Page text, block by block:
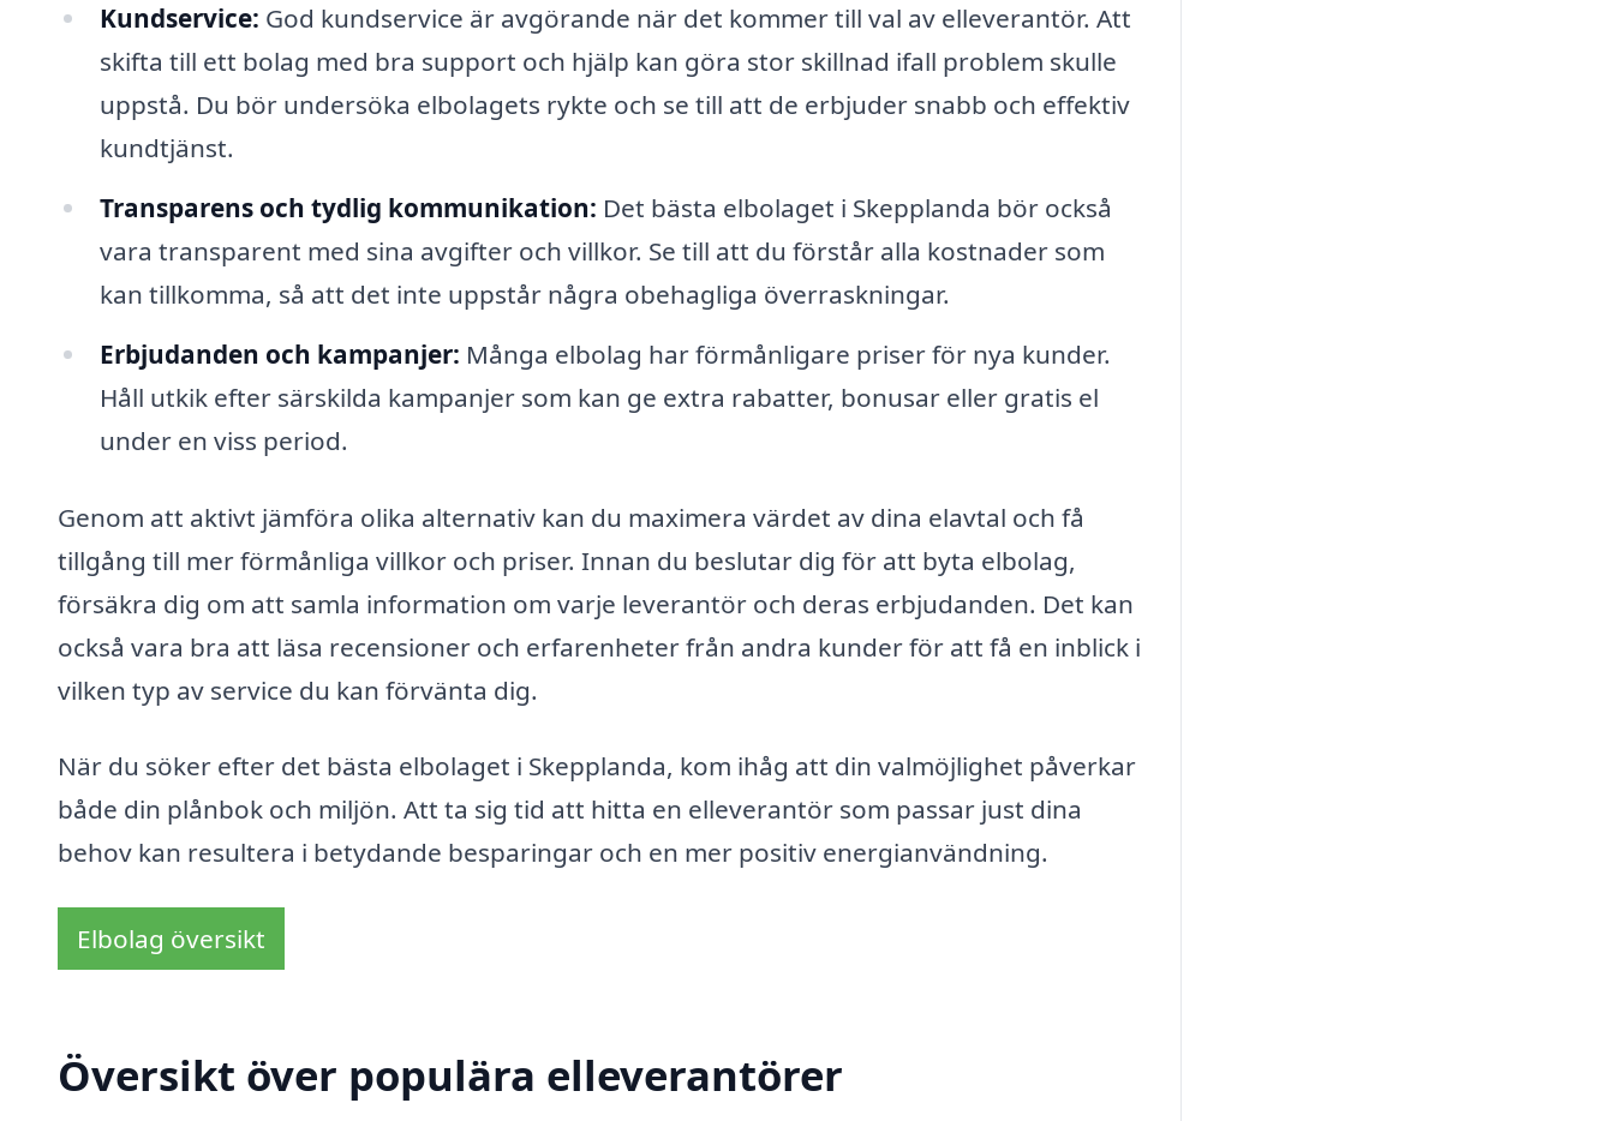
Kundservice: God kundservice är avgörande när det kommer till val av elleverantör. Att
skifta till ett bolag med bra support och hjälp kan göra stor skillnad ifall problem skulle
uppstå. Du bör undersöka elbolagets rykte och se till att de erbjuder snabb och effektiv
kundtjänst.
Transparens och tydlig kommunikation: Det bästa elbolaget i Skepplanda bör också
vara transparent med sina avgifter och villkor. Se till att du förstår alla kostnader som
kan tillkomma, så att det inte uppstår några obehagliga överraskningar.
Erbjudanden och kampanjer: Många elbolag har förmånligare priser för nya kunder.
Håll utkik efter särskilda kampanjer som kan ge extra rabatter, bonusar eller gratis el
under en viss period.
Genom att aktivt jämföra olika alternativ kan du maximera värdet av dina elavtal och få
tillgång till mer förmånliga villkor och priser. Innan du beslutar dig för att byta elbolag,
försäkra dig om att samla information om varje leverantör och deras erbjudanden. Det kan
också vara bra att läsa recensioner och erfarenheter från andra kunder för att få en inblick i
vilken typ av service du kan förvänta dig.
När du söker efter det bästa elbolaget i Skepplanda, kom ihåg att din valmöjlighet påverkar
både din plånbok och miljön. Att ta sig tid att hitta en elleverantör som passar just dina
behov kan resultera i betydande besparingar och en mer positiv energianvändning.
Elbolag översikt
Översikt över populära elleverantörer